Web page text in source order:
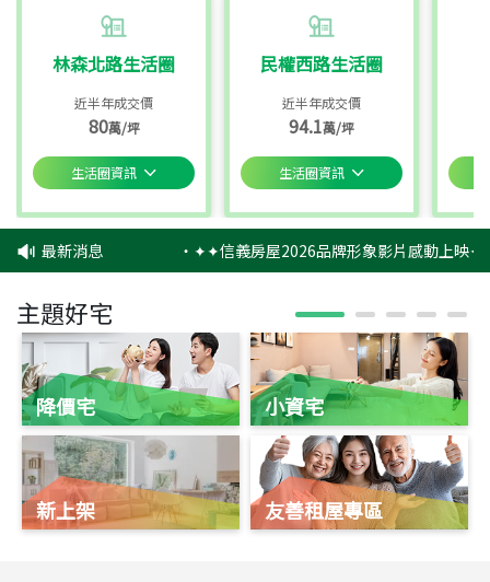
林森北路生活圈
近半年成交價
80萬/坪
生活圈資訊
民權西路生活圈
近半年成交價
94.1萬/坪
生活圈資訊
最新消息 ‧✦✦信義房屋2026品牌形象影片感動上映✦✦
主題好宅
降價宅
新上架
小資宅
友善租屋專區